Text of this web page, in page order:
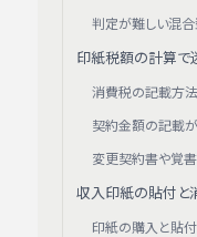
判定が難しい混
印紙税額の計算で
消費税の記載方
契約金額の記載
変更契約書や覚
収入印紙の貼付と
印紙の購入と貼